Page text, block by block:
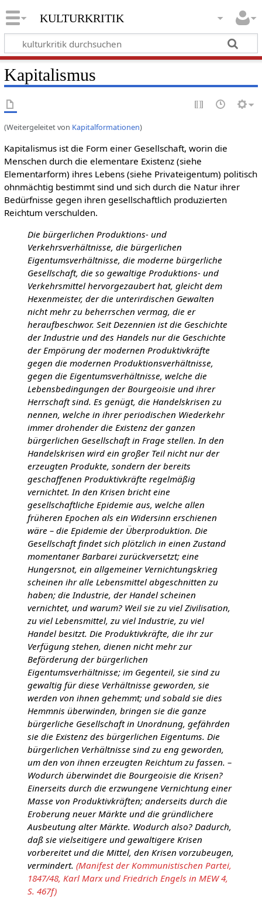
kulturkritik
Kapitalismus
(Weitergeleitet von Kapitalformationen)
Kapitalismus ist die Form einer Gesellschaft, worin die
Menschen durch die elementare Existenz (siehe
Elementarform) ihres Lebens (siehe Privateigentum) politisch
ohnmächtig bestimmt sind und sich durch die Natur ihrer
Bedürfnisse gegen ihren gesellschaftlich produzierten
Reichtum verschulden.
Die bürgerlichen Produktions- und
Verkehrsverhältnisse, die bürgerlichen
Eigentumsverhältnisse, die moderne bürgerliche
Gesellschaft, die so gewaltige Produktions- und
Verkehrsmittel hervorgezaubert hat, gleicht dem
Hexenmeister, der die unterirdischen Gewalten
nicht mehr zu beherrschen vermag, die er
heraufbeschwor. Seit Dezennien ist die Geschichte
der Industrie und des Handels nur die Geschichte
der Empörung der modernen Produktivkräfte
gegen die modernen Produktionsverhältnisse,
gegen die Eigentumsverhältnisse, welche die
Lebensbedingungen der Bourgeoisie und ihrer
Herrschaft sind. Es genügt, die Handelskrisen zu
nennen, welche in ihrer periodischen Wiederkehr
immer drohender die Existenz der ganzen
bürgerlichen Gesellschaft in Frage stellen. In den
Handelskrisen wird ein großer Teil nicht nur der
erzeugten Produkte, sondern der bereits
geschaffenen Produktivkräfte regelmäßig
vernichtet. In den Krisen bricht eine
gesellschaftliche Epidemie aus, welche allen
früheren Epochen als ein Widersinn erschienen
wäre – die Epidemie der Überproduktion. Die
Gesellschaft findet sich plötzlich in einen Zustand
momentaner Barbarei zurückversetzt; eine
Hungersnot, ein allgemeiner Vernichtungskrieg
scheinen ihr alle Lebensmittel abgeschnitten zu
haben; die Industrie, der Handel scheinen
vernichtet, und warum? Weil sie zu viel Zivilisation,
zu viel Lebensmittel, zu viel Industrie, zu viel
Handel besitzt. Die Produktivkräfte, die ihr zur
Verfügung stehen, dienen nicht mehr zur
Beförderung der bürgerlichen
Eigentumsverhältnisse; im Gegenteil, sie sind zu
gewaltig für diese Verhältnisse geworden, sie
werden von ihnen gehemmt; und sobald sie dies
Hemmnis überwinden, bringen sie die ganze
bürgerliche Gesellschaft in Unordnung, gefährden
sie die Existenz des bürgerlichen Eigentums. Die
bürgerlichen Verhältnisse sind zu eng geworden,
um den von ihnen erzeugten Reichtum zu fassen. –
Wodurch überwindet die Bourgeoisie die Krisen?
Einerseits durch die erzwungene Vernichtung einer
Masse von Produktivkräften; anderseits durch die
Eroberung neuer Märkte und die gründlichere
Ausbeutung alter Märkte. Wodurch also? Dadurch,
daß sie vielseitigere und gewaltigere Krisen
vorbereitet und die Mittel, den Krisen vorzubeugen,
vermindert. (Manifest der Kommunistischen Partei,
1847/48, Karl Marx und Friedrich Engels in MEW 4,
S. 467f)